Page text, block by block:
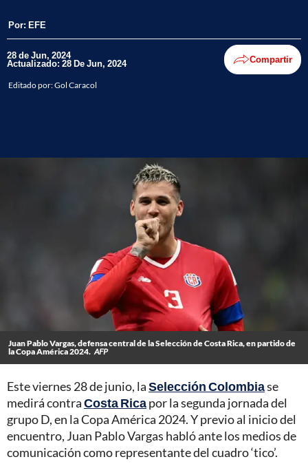
Por: EFE
28 de Jun, 2024
Actualizado: 28 De Jun, 2024 Compartir
Editado por:Gol Caracol
Juan Pablo Vargas, defensa central de la Selección de Costa Rica, en partido de
la Copa América 2024. AFP
Este viernes 28 de junio, laSelección Colombiase
medirá contraCosta Ricapor la segunda jornada del
grupo D, en la Copa América 2024. Y previo al inicio del
encuentro, Juan Pablo Vargas habló ante los medios de
comunicación como representante del cuadro ‘tico’.